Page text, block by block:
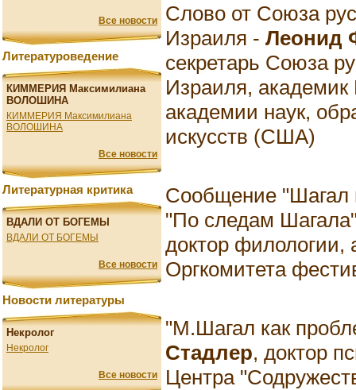
Все новости
Литературоведение
КИММЕРИЯ Максимилиана
ВОЛОШИНА
КИММЕРИЯ Максимилиана
ВОЛОШИНА
Все новости
Литературная критика
ВДАЛИ ОТ БОГЕМЫ
ВДАЛИ ОТ БОГЕМЫ
Все новости
Новости литературы
Некролог
Некролог
Все новости
Слово от Союза
Израиля - Леонид
секретарь Союза
Израиля,
академии наук,
искусств (США)
Сообщение "Шагал
"По следам
доктор
Оргкомитета
"М.Шагал как
Стадлер, доктор
Центра